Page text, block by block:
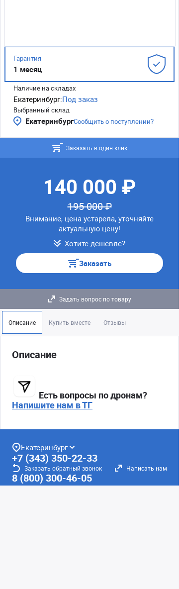
Гарантия
1 месяц
Наличие на складах
Екатеринбург:Под заказ
Выбранный склад
ЕкатеринбургСообщить о поступлении?
Заказать в один клик
140 000 ₽
195 000 ₽
Внимание, цена устарела, уточняйте
актуальную цену!
Хотите дешевле?
Заказать
Задать вопрос по товару
Описание Купить вместе Отзывы
Описание
Есть вопросы по дронам?
Напишите нам в ТГ
Екатеринбург
+7 (343) 350-22-33
Заказать обратный звонок Написать нам
8 (800) 300-46-05
Бесплатный звонок по РФ